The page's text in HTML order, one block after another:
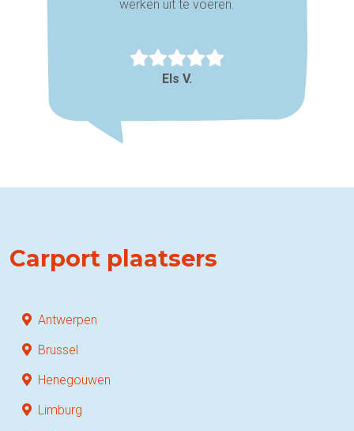
werken uit te voeren.
Els V.
Carport plaatsers
Antwerpen
Brussel
Henegouwen
Limburg